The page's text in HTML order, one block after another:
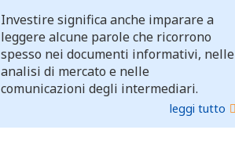
Investire significa anche imparare a
leggere alcune parole che ricorrono
spesso nei documenti informativi, nelle
analisi di mercato e nelle
comunicazioni degli intermediari.
leggi tutto